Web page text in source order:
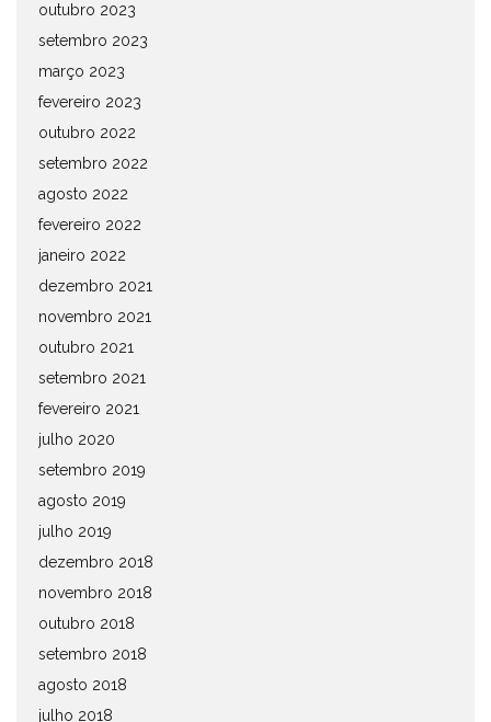
outubro 2023
setembro 2023
março 2023
fevereiro 2023
outubro 2022
setembro 2022
agosto 2022
fevereiro 2022
janeiro 2022
dezembro 2021
novembro 2021
outubro 2021
setembro 2021
fevereiro 2021
julho 2020
setembro 2019
agosto 2019
julho 2019
dezembro 2018
novembro 2018
outubro 2018
setembro 2018
agosto 2018
julho 2018